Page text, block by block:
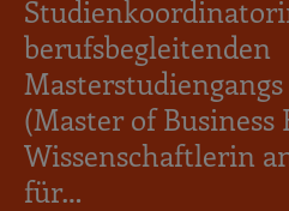
berufsbegleitenden
(Master of
Wissenschaftlerin
für…